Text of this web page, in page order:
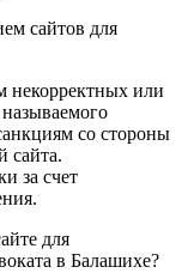
сайтов для
некорректных или
со стороны
сайта.
за счет
для
в Балашихе?